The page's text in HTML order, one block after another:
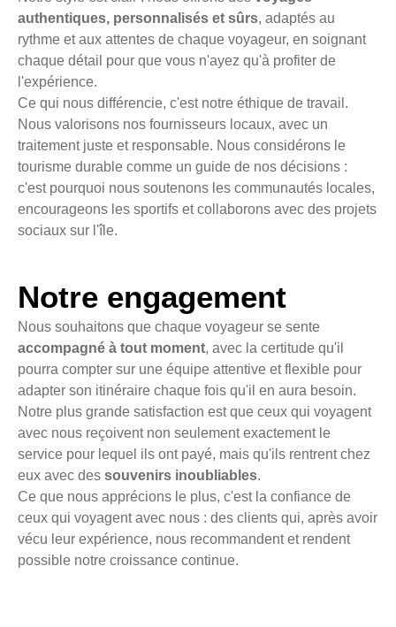
authentiques, personnalisés et sûrs, adaptés au
rythme et aux attentes de chaque voyageur, en soignant
chaque détail pour que vous n'ayez qu'à profiter de
l'expérience.
Ce qui nous différencie, c'est notre éthique de travail.
Nous valorisons nos fournisseurs locaux, avec un
traitement juste et responsable. Nous considérons le
tourisme durable comme un guide de nos décisions :
c'est pourquoi nous soutenons les communautés locales,
encourageons les sportifs et collaborons avec des projets
sociaux sur l'île.
Notre engagement
Nous souhaitons que chaque voyageur se sente
accompagné à tout moment, avec la certitude qu'il
pourra compter sur une équipe attentive et flexible pour
adapter son itinéraire chaque fois qu'il en aura besoin.
Notre plus grande satisfaction est que ceux qui voyagent
avec nous reçoivent non seulement exactement le
service pour lequel ils ont payé, mais qu'ils rentrent chez
eux avec des souvenirs inoubliables.
Ce que nous apprécions le plus, c'est la confiance de
ceux qui voyagent avec nous : des clients qui, après avoir
vécu leur expérience, nous recommandent et rendent
possible notre croissance continue.